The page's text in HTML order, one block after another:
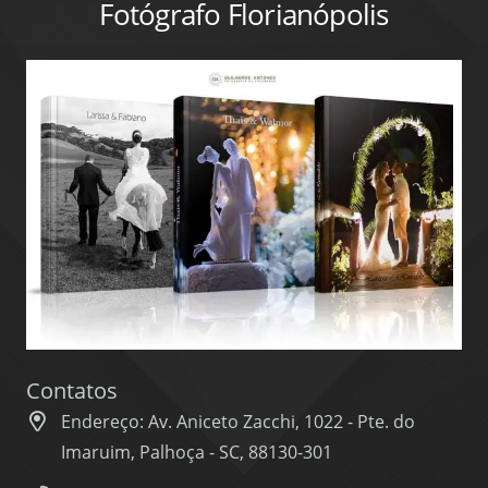
Fotógrafo Florianópolis
Contatos
Endereço: Av. Aniceto Zacchi, 1022 - Pte. do
Imaruim, Palhoça - SC, 88130-301